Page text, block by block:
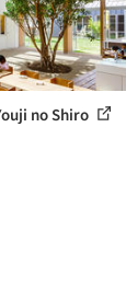
no Shiro